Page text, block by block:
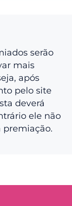
serão
mais
após
pelo site
deverá
ele não
premiação.